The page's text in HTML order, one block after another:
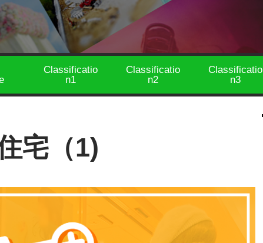
Classificatio
n1
Classificatio
n2
Classificatio
n3
宅（1)